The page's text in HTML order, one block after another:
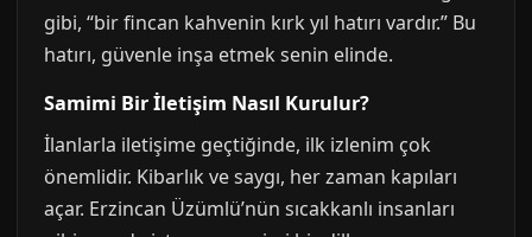
gibi, “bir fincan kahvenin kırk yıl hatırı vardır.” Bu
hatırı, güvenle inşa etmek senin elinde.
Samimi Bir İletişim Nasıl Kurulur?
İlanlarla iletişime geçtiğinde, ilk izlenim çok
önemlidir. Kibarlık ve saygı, her zaman kapıları
açar. Erzincan Üzümlü’nün sıcakkanlı insanları